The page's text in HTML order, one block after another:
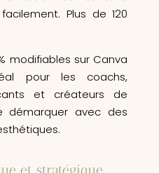
Plus de 120
modifiables sur Canva
pour les coachs,
et créateurs de
démarquer avec des